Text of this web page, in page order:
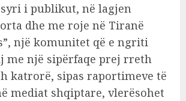
i publikut, në lagjen
dhe me roje në Tiranë
një komunitet që e ngriti
me një sipërfaqe prej rreth
katrorë, sipas raportimeve të
mediat shqiptare, vlerësohet